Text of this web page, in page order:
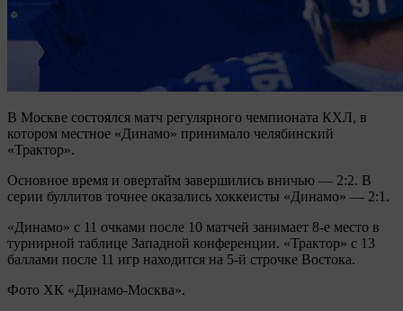
В Москве состоялся матч регулярного чемпионата КХЛ, в
котором местное «Динамо» принимало челябинский
«Трактор».
Основное время и овертайм завершились вничью — 2:2. В
серии буллитов точнее оказались хоккеисты «Динамо» — 2:1.
«Динамо» с 11 очками после 10 матчей занимает 8-е место в
турнирной таблице Западной конференции. «Трактор» с 13
баллами после 11 игр находится на 5-й строчке Востока.
Фото ХК «Динамо-Москва».